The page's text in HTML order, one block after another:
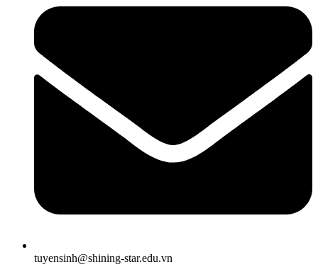
tuyensinh@shining-star.edu.vn